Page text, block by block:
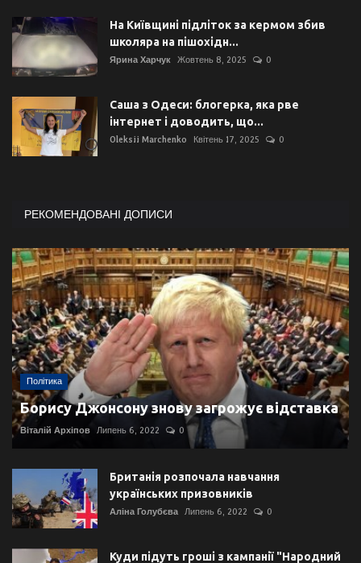
На Київщині підліток за кермом збив
школяра на пішохідн...
Ярина Харчук Жовтень 8, 2025 0
Саша з Одеси: блогерка, яка рве
інтернет і доводить, що...
Oleksii Marchenko Квітень 17, 2025 0
РЕКОМЕНДОВАНІ ДОПИСИ
Політика
Борису Джонсону знову загрожує відставка
Віталій Архіпов Липень 6, 2022 0
Британія розпочала навчання
українських призовників
Аліна Голубєва Липень 6, 2022 0
Куди підуть гроші з кампанії "Народний